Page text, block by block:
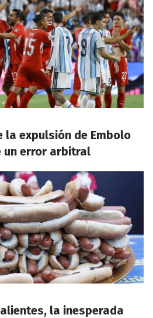
la expulsión de Embolo
un error arbitral
la inesperada